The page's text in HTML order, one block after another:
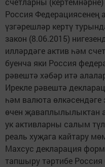
Россия Федерациясенең
үзгәрешләр кертү
закон (8.06.2015)
илләрдәге актив һәм
буенча яки Россия
рәвештә хәбәр итә
Ирекле рәвештә
һәм валюта өлкәсендәге
өчен җаваплылылыктан
ук активларны салым
реаль хуҗага кайтару
Махсус декларация
тапшыру тәртибе